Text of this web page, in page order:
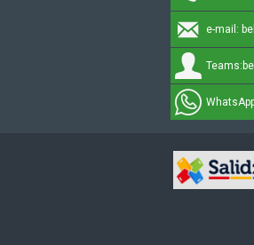
e-mail:
Teams: